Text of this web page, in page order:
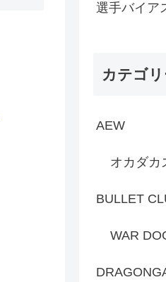
選手バイア
カテゴリ
AEW
オカダカ
BULLET
WAR